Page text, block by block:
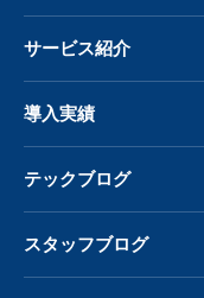
サービス紹介
導入実績
テックブログ
スタッフブログ